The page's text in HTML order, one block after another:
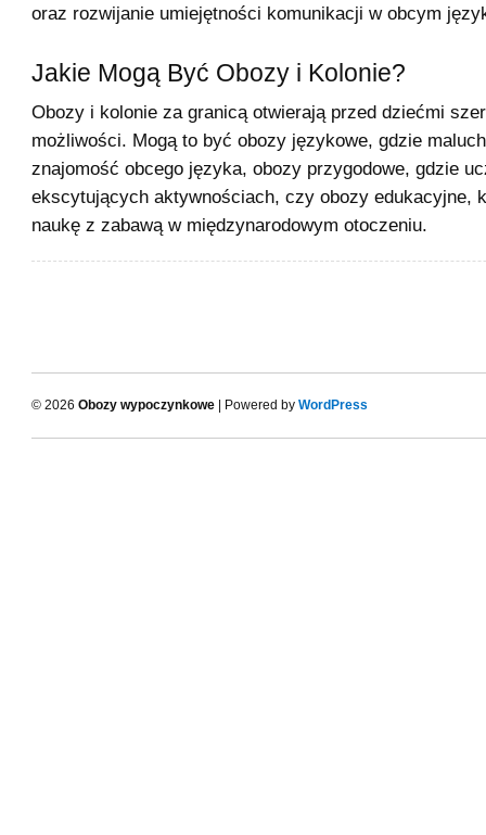
oraz rozwijanie umiejętności komunikacji w obcym
Jakie Mogą Być Obozy i Kolonie?
Obozy i kolonie za granicą otwierają przed dziećmi
możliwości. Mogą to być obozy językowe, gdzie
znajomość obcego języka, obozy przygodowe, gdzie
ekscytujących aktywnościach, czy obozy edukacyjne,
naukę z zabawą w międzynarodowym otoczeniu.
© 2026 Obozy wypoczynkowe | Powered by WordPress